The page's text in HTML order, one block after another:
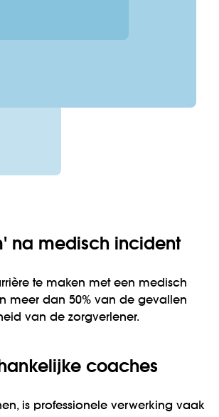
na medisch incident
te maken met een medisch
meer dan 50% van de gevallen
van de zorgverlener.
coaches
is professionele verwerking vaak